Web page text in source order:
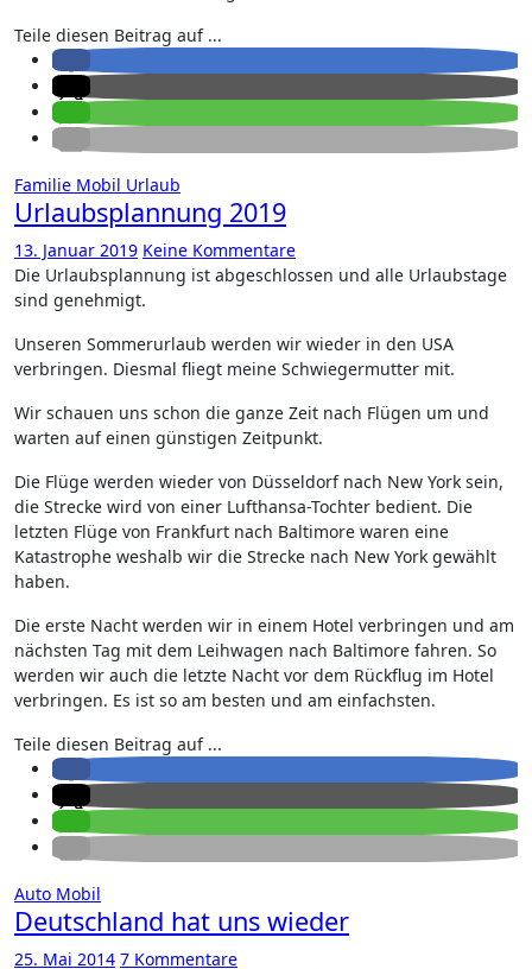
Teile diesen Beitrag auf ...
Familie Mobil Urlaub
Urlaubsplannung 2019
13. Januar 2019 Keine Kommentare
Die Urlaubsplannung ist abgeschlossen und alle Urlaubstage
sind genehmigt.
Unseren Sommerurlaub werden wir wieder in den USA
verbringen. Diesmal fliegt meine Schwiegermutter mit.
Wir schauen uns schon die ganze Zeit nach Flügen um und
warten auf einen günstigen Zeitpunkt.
Die Flüge werden wieder von Düsseldorf nach New York sein,
die Strecke wird von einer Lufthansa-Tochter bedient. Die
letzten Flüge von Frankfurt nach Baltimore waren eine
Katastrophe weshalb wir die Strecke nach New York gewählt
haben.
Die erste Nacht werden wir in einem Hotel verbringen und am
nächsten Tag mit dem Leihwagen nach Baltimore fahren. So
werden wir auch die letzte Nacht vor dem Rückflug im Hotel
verbringen. Es ist so am besten und am einfachsten.
Teile diesen Beitrag auf ...
Auto Mobil
Deutschland hat uns wieder
25. Mai 2014 7 Kommentare